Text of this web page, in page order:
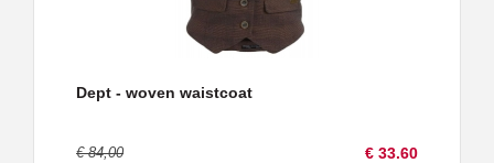
Dept - woven waistcoat
€ 84,00 € 33.60